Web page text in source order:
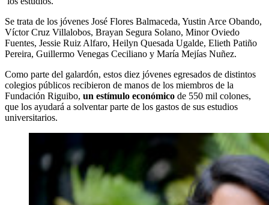
Se trata de los jóvenes José Flores Balmaceda, Yustin Arce Obando,
Víctor Cruz Villalobos, Brayan Segura Solano, Minor Oviedo
Fuentes, Jessie Ruiz Alfaro, Heilyn Quesada Ugalde, Elieth Patiño
Pereira, Guillermo Venegas Ceciliano y María Mejías Nuñez.
Como parte del galardón, estos diez jóvenes egresados de distintos
colegios públicos recibieron de manos de los miembros de la
Fundación Riguibo, un estímulo económico de 550 mil colones,
que los ayudará a solventar parte de los gastos de sus estudios
universitarios.